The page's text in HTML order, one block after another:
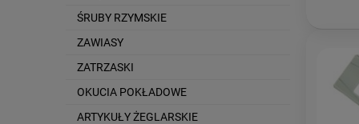
ŚRUBY RZYMSKIE
ZAWIASY
ZATRZASKI
OKUCIA POKŁADOWE
ARTYKUŁY ŻEGLARSKIE